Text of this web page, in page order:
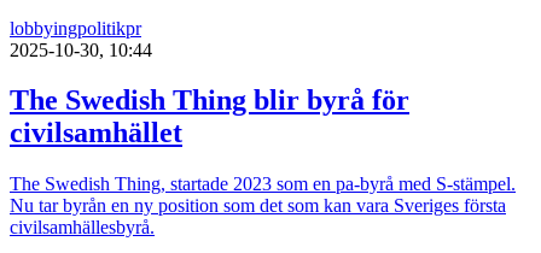
lobbyingpolitikpr
2025-10-30, 10:44
The Swedish Thing blir byrå för
civilsamhället
The Swedish Thing, startade 2023 som en pa-byrå med S-stämpel.
Nu tar byrån en ny position som det som kan vara Sveriges första
civilsamhällesbyrå.